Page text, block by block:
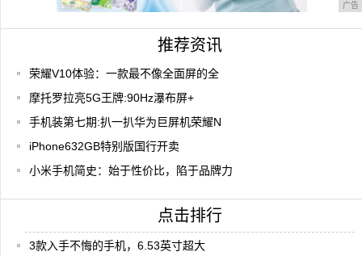
广告
推荐资讯
荣耀V10体验：一款最不像全面屏的全
摩托罗拉亮5G王牌:90Hz瀑布屏+
手机装第七期:扒一扒华为巨屏机荣耀N
iPhone632GB特别版国行开卖
小米手机简史：始于性价比，陷于品牌力
点击排行
3款入手不悔的手机，6.53英寸超大